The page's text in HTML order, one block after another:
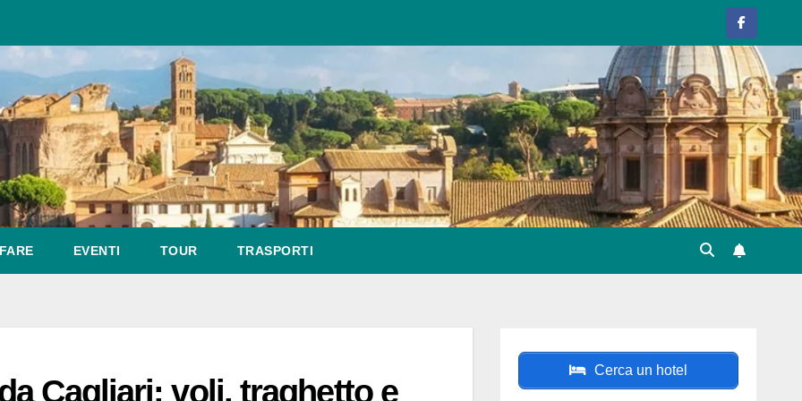
EVENTI TOUR TRASPORTI
Cagliari: voli, traghetto e
Cerca un hotel